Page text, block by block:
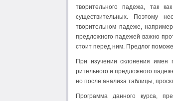
творительного падежа, так
существительных. Поэтому
творительном падеже,
предложного падежей важно
стоит перед ним. Предлог
При изучении склонения имен
рительного и предложного
но после анализа таблицы,
Программа данного курса,